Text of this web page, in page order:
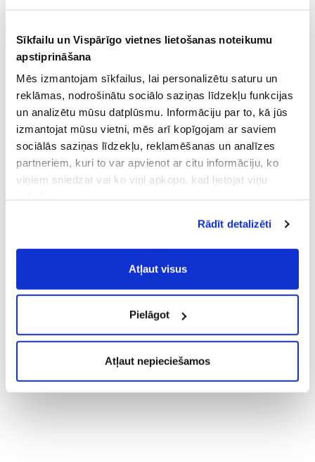
Sīkfailu un Vispārīgo vietnes lietošanas noteikumu
apstiprināšana
Mēs izmantojam sīkfailus, lai personalizētu saturu un
reklāmas, nodrošinātu sociālo saziņas līdzekļu funkcijas
un analizētu mūsu datplūsmu. Informāciju par to, kā jūs
izmantojat mūsu vietni, mēs arī kopīgojam ar saviem
sociālās saziņas līdzekļu, reklamēšanas un analīzes
partneriem, kuri to var apvienot ar citu informāciju, ko
viņiem sniedzat vai ko viņi apkopo, kad lietojat viņu
Vispārīgiem vietnes lietošanas
noteikumiem(saīsināti - VVLN).
Rādīt detalizēti
Atļaut visus
Pielāgot
Atļaut nepieciešamos